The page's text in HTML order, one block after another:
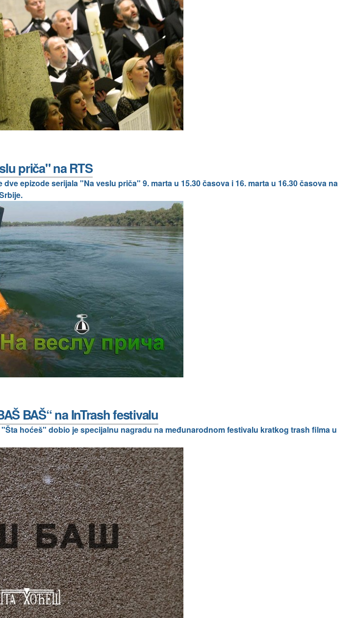
priča" na RTS
epizode serijala "Na veslu priča" 9. marta u 15.30 časova i 16. marta u 16.30 časova na
BAŠ“ na InTrash festivalu
hoćeš" dobio je specijalnu nagradu na međunarodnom festivalu kratkog trash filma u